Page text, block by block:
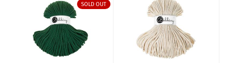
SOLD OUT